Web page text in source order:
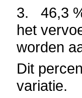
3.
46,3
het
worden
Dit
variatie.